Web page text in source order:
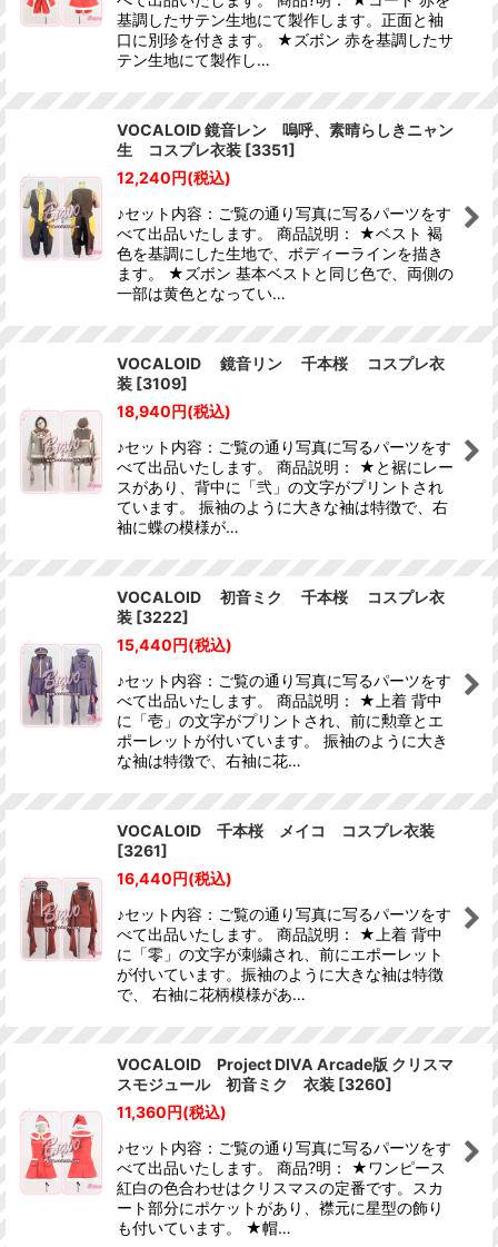
基調したサテン生地にて製作します。正面と袖
口に別珍を付きます。 ★ズボン 赤を基調したサ
テン生地にて製作し…
VOCALOID 鏡音レン 嗚呼、素晴らしきニャン
生 コスプレ衣装 [3351]
12,240円(税込)
♪セット内容：ご覧の通り写真に写るパーツをす
べて出品いたします。 商品説明： ★ベスト 褐
色を基調にした生地で、ボディーラインを描き
ます。 ★ズボン 基本ベストと同じ色で、両側の
一部は黄色となってい…
VOCALOID 鏡音リン 千本桜 コスプレ衣
装 [3109]
18,940円(税込)
♪セット内容：ご覧の通り写真に写るパーツをす
べて出品いたします。 商品説明： ★と裾にレー
スがあり、背中に「弐」の文字がプリントされ
ています。 振袖のように大きな袖は特徴で、右
袖に蝶の模様が…
VOCALOID 初音ミク 千本桜 コスプレ衣
装 [3222]
15,440円(税込)
♪セット内容：ご覧の通り写真に写るパーツをす
べて出品いたします。 商品説明： ★上着 背中
に「壱」の文字がプリントされ、前に勲章とエ
ポーレットが付いています。 振袖のように大き
な袖は特徴で、右袖に花…
VOCALOID 千本桜 メイコ コスプレ衣装
[3261]
16,440円(税込)
♪セット内容：ご覧の通り写真に写るパーツをす
べて出品いたします。 商品説明： ★上着 背中
に「零」の文字が刺繍され、前にエポーレット
が付いています。振袖のように大きな袖は特徴
で、 右袖に花柄模様があ…
VOCALOID Project DIVA Arcade版 クリスマ
スモジュール 初音ミク 衣装 [3260]
11,360円(税込)
♪セット内容：ご覧の通り写真に写るパーツをす
べて出品いたします。 商品?明： ★ワンピース
紅白の色合わせはクリスマスの定番です。スカ
ート部分にポケットがあり、襟元に星型の飾り
も付いています。 ★帽…